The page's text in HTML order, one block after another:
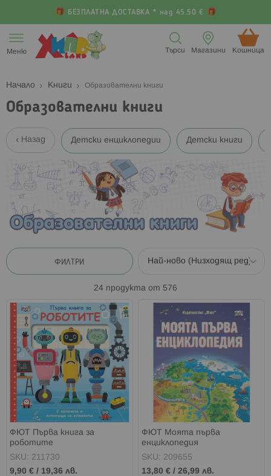
БЕЗПЛАТНА ДОСТАВКА * над 45.50 €
към
съдържанието
Меню Кошница (
Магазини
Търси
Начало Книги Образователни книги
Образователни книги
Назад Детски енциклопедии Детски книги
ФИЛТРИ
24 продукта от 576
ФЮТ Първа книга за
роботите
SKU: 211730
9,90 € / 19,36 лв.
ФЮТ Моята първа
енциклопедия
SKU: 209655
13,80 € /26,99 лв.